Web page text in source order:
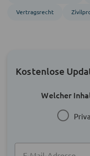
Vertragsrecht
Kostenlose
Welcher